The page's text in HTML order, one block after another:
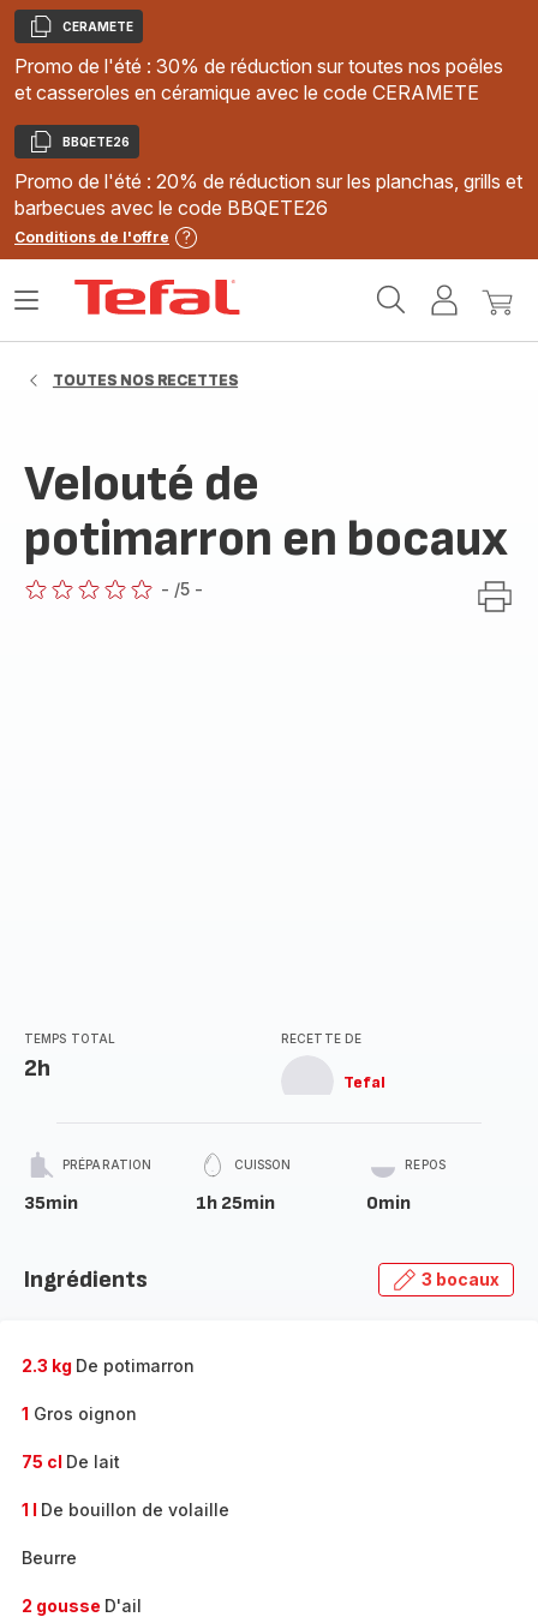
Copier
CERAMETE
Promo de l'été : 30% de réduction sur toutes nos poêles
et casseroles en céramique avec le code CERAMETE
Copier
BBQETE26
Promo de l'été : 20% de réduction sur les planchas, grills et
barbecues avec le code BBQETE26
Conditions de l'offre
MonMon
Ouvrir
TOUTES NOS RECETTES
Velouté de
potimarron en bocaux
- /5 -
TEMPS TOTAL
2h
RECETTE DE
Tefal
PRÉPARATION
35min
CUISSON
1h 25min
REPOS
0min
Ingrédients 3 bocaux
2.3 kg De potimarron
1 Gros oignon
75 cl De lait
1 l De bouillon de volaille
Beurre
2 gousse D'ail